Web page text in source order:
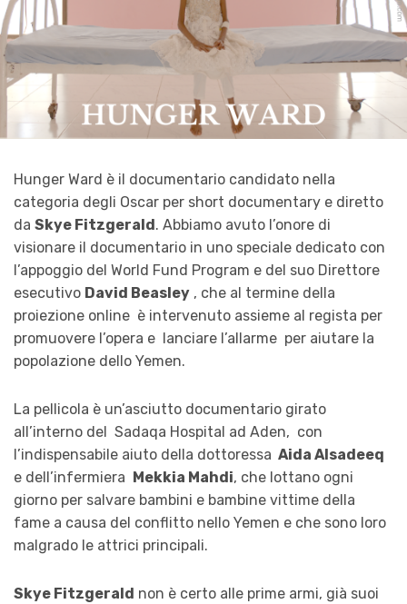
Hunger Ward è il documentario candidato nella
categoria degli Oscar per short documentary e diretto
da Skye Fitzgerald . Abbiamo avuto l’onore di
visionare il documentario in uno speciale dedicato con
l’appoggio del World Fund Program e del suo Direttore
esecutivo David Beasley , che al termine della
proiezione online è intervenuto assieme al regista per
promuovere l’opera e lanciare l’allarme per aiutare la
popolazione dello Yemen.
La pellicola è un’asciutto documentario girato
all’interno del Sadaqa Hospital ad Aden, con
l’indispensabile aiuto della dottoressa Aida Alsadeeq
e dell’infermiera
Mekkia Mahdi, che lottano ogni
giorno per salvare bambini e bambine vittime della
fame a causa del conflitto nello Yemen e che sono loro
malgrado le attrici principali.
Skye Fitzgerald non è certo alle prime armi, già suoi